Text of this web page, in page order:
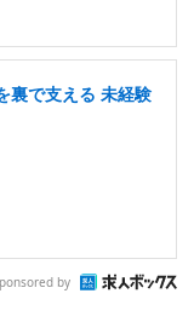
裏で支える 未経験
by